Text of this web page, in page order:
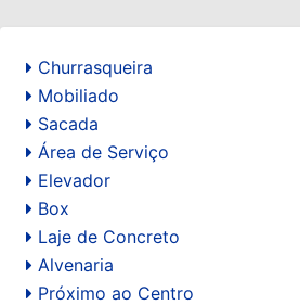
Churrasqueira
Mobiliado
Sacada
Área de Serviço
Elevador
Box
Laje de Concreto
Alvenaria
Próximo ao Centro